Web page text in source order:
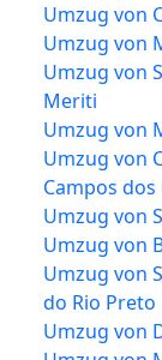
Umzug von
Umzug von
Umzug von
Meriti
Umzug von
Umzug von
Campos dos
Umzug von
Umzug von
Umzug von
do Rio Preto
Umzug von